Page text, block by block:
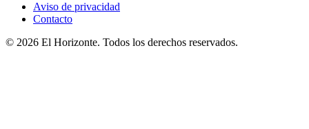
Aviso de privacidad
Contacto
© 2026 El Horizonte. Todos los derechos reservados.